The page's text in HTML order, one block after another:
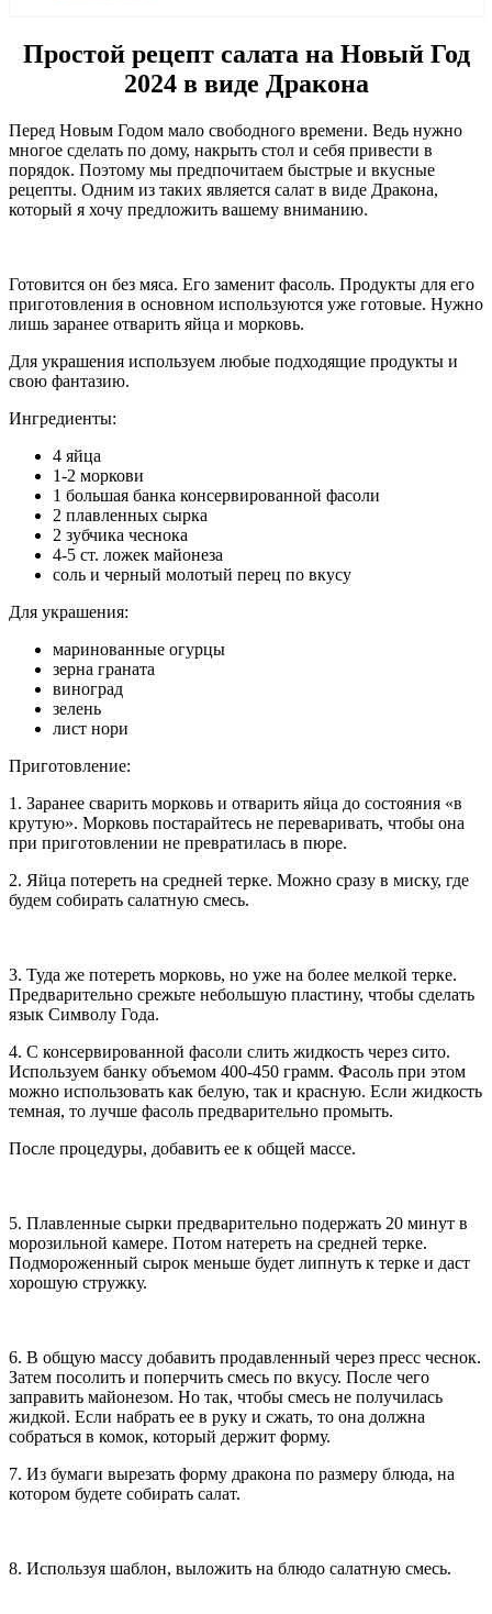
Простой рецепт салата на Новый Год
2024 в виде Дракона
Перед Новым Годом мало свободного времени. Ведь нужно
многое сделать по дому, накрыть стол и себя привести в
порядок. Поэтому мы предпочитаем быстрые и вкусные
рецепты. Одним из таких является салат в виде Дракона,
который я хочу предложить вашему вниманию.
Готовится он без мяса. Его заменит фасоль. Продукты для его
приготовления в основном используются уже готовые. Нужно
лишь заранее отварить яйца и морковь.
Для украшения используем любые подходящие продукты и
свою фантазию.
Ингредиенты:
4 яйца
1-2 моркови
1 большая банка консервированной фасоли
2 плавленных сырка
2 зубчика чеснока
4-5 ст. ложек майонеза
соль и черный молотый перец по вкусу
Для украшения:
маринованные огурцы
зерна граната
виноград
зелень
лист нори
Приготовление:
1. Заранее сварить морковь и отварить яйца до состояния «в
крутую». Морковь постарайтесь не переваривать, чтобы она
при приготовлении не превратилась в пюре.
2. Яйца потереть на средней терке. Можно сразу в миску, где
будем собирать салатную смесь.
3. Туда же потереть морковь, но уже на более мелкой терке.
Предварительно срежьте небольшую пластину, чтобы сделать
язык Символу Года.
4. С консервированной фасоли слить жидкость через сито.
Используем банку объемом 400-450 грамм. Фасоль при этом
можно использовать как белую, так и красную. Если жидкость
темная, то лучше фасоль предварительно промыть.
После процедуры, добавить ее к общей массе.
5. Плавленные сырки предварительно подержать 20 минут в
морозильной камере. Потом натереть на средней терке.
Подмороженный сырок меньше будет липнуть к терке и даст
хорошую стружку.
6. В общую массу добавить продавленный через пресс чеснок.
Затем посолить и поперчить смесь по вкусу. После чего
заправить майонезом. Но так, чтобы смесь не получилась
жидкой. Если набрать ее в руку и сжать, то она должна
собраться в комок, который держит форму.
7. Из бумаги вырезать форму дракона по размеру блюда, на
котором будете собирать салат.
8. Используя шаблон, выложить на блюдо салатную смесь.